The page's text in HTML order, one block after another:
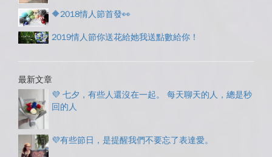
🔶2018情人節首發👀
2019情人節你送花給她我送點數給你！
最新文章
💜 七夕，有些人還沒在一起。 每天聊天的人，總是秒
回的人
💜有些節日，是提醒我們不要忘了表達愛。